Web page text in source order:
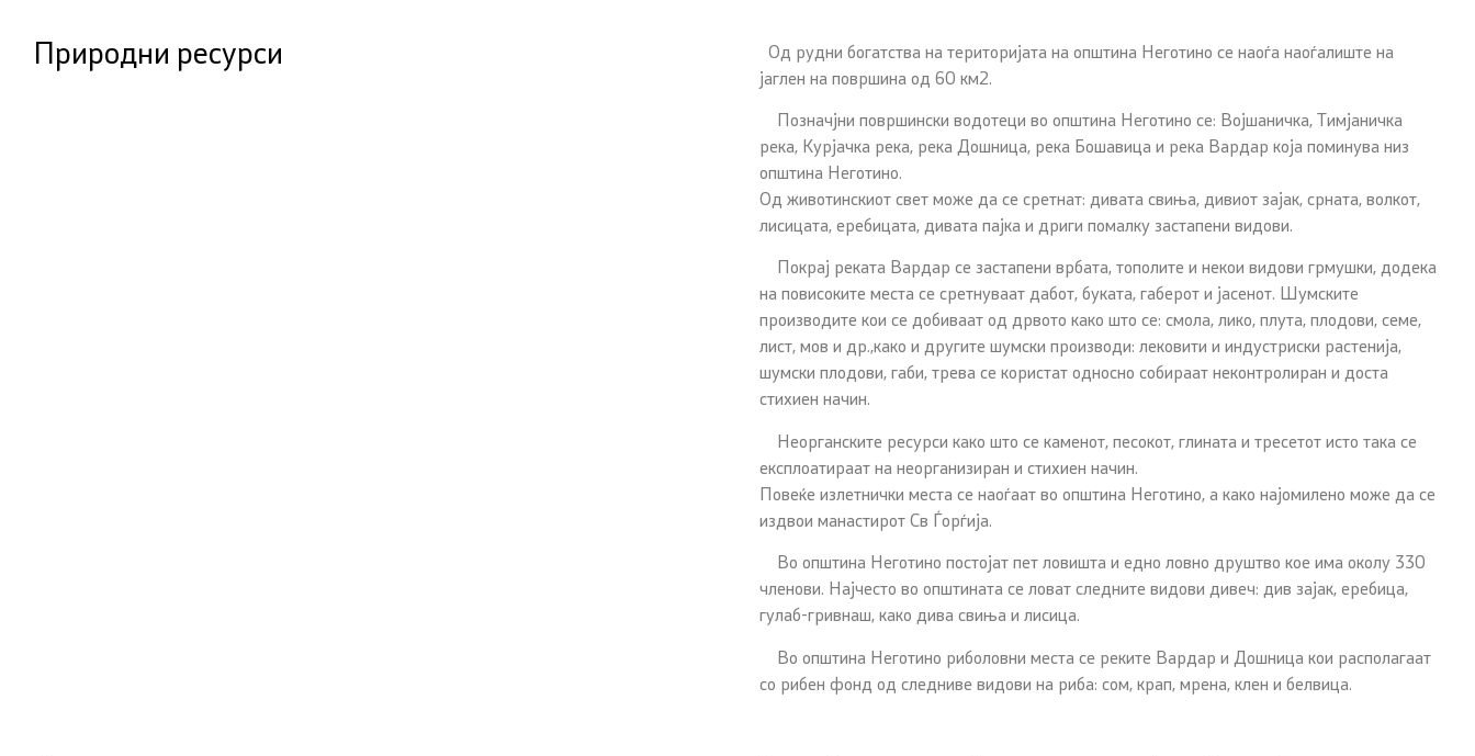
Природни ресурси
Од рудни богатства на територијата на општина Неготино се наоѓа наоѓалиште на
јаглен на површина од 60 км2.
Позначјни површински водотеци во општина Неготино се: Војшаничка, Тимјаничка
река, Курјачка река, река Дошница, река Бошавица и река Вардар која поминува низ
општина Неготино.
Од животинскиот свет може да се сретнат: дивата свиња, дивиот зајак, срната, волкот,
лисицата, еребицата, дивата пајка и дриги помалку застапени видови.
Покрај реката Вардар се застапени врбата, тополите и некои видови грмушки, додека
на повисоките места се сретнуваат дабот, буката, габерот и јасенот. Шумските
производите кои се добиваат од дрвото како што се: смола, лико, плута, плодови, семе,
лист, мов и др.,како и другите шумски производи: лековити и индустриски растенија,
шумски плодови, габи, трева се користат односно собираат неконтролиран и доста
стихиен начин.
Неорганските ресурси како што се каменот, песокот, глината и тресетот исто така се
експлоатираат на неорганизиран и стихиен начин.
Повеќе излетнички места се наоѓаат во општина Неготино, а како најомилено може да се
издвои манастирот Св Ѓорѓија.
Во општина Неготино постојат пет ловишта и едно ловно друштво кое има околу 330
членови. Најчесто во општината се ловат следните видови дивеч: див зајак, еребица,
гулаб-гривнаш, како дива свиња и лисица.
Во општина Неготино риболовни места се реките Вардар и Дошница кои располагаат
со рибен фонд од следниве видови на риба: сом, крап, мрена, клен и белвица.